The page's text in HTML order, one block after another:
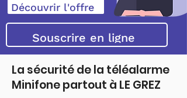
Découvrir l'offre
Souscrire en ligne
La sécurité de la téléalarme
Minifone partout à LE GREZ